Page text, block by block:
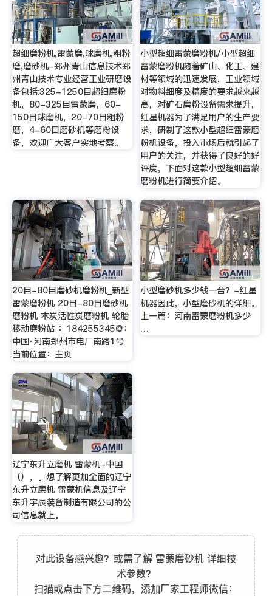
超细磨粉机,雷蒙磨,球磨机,粗粉
磨,磨砂机-郑州青山信息技术郑
州青山技术专业经营工业研磨设
备包括:325-1250目超细磨粉
机，80-325目雷蒙磨，60-
150目球磨机，20-70目粗粉
磨，4-60目磨砂机等磨粉设
备，欢迎广大客户实地考察。
小型超细雷蒙磨粉机/小型超细
雷蒙磨粉机随着矿山、化工、建
材等领域的迅速发展，工业领域
对物料细度及精度的要求越来越
高，对矿石磨粉设备需求提升，
红星机器为了满足用户的生产要
求，研制了这款小型超细雷蒙磨
粉机设备，投入市场后就引起了
用户的关注，并获得了良好的好
评度，下面对这款小型超细雷蒙
磨粉机进行简要介绍。
20目-80目磨砂机磨粉机_新型
雷蒙磨粉机 20目-80目磨砂机
磨粉机 木炭活性炭磨粉机 轮胎
移动磨粉站 ：184255345@：
中国·河南郑州市电厂南路1号
当前位置：主页
小型磨砂机多少钱一台？-红星
机器因此，小型磨砂机的详细。
上一篇：河南雷蒙磨粉机多少
…
辽宁东升立磨机 雷蒙机-中国
（），。想了解更加全面的辽宁
东升立磨机 雷蒙机信息及辽宁
东升宇辰装备制造有限公司的公
司信息就上。
对此设备感兴趣？或需了解 雷蒙磨砂机 详细技
术参数？
扫描或点击下方二维码，添加厂家工程师微信：